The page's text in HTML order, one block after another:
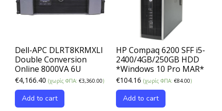
Dell-APC DLRT8KRMXLI
Double Conversion
Online 8000VA 6U
€4,166.40 (χωρίς ΦΠΑ: €3,360.00)
Add to cart
HP Compaq 6200 SFF i5-
2400/4GB/250GB HDD
*Windows 10 Pro MAR*
€104.16 (χωρίς ΦΠΑ: €84.00)
Add to cart